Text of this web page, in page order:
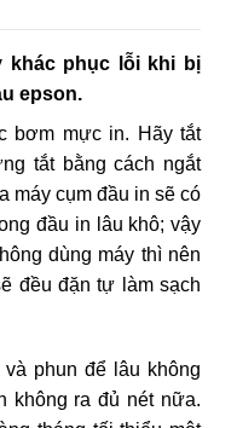
khác phục lỗi khi bị
epson.
bơm mực in. Hãy tắt
tắt bằng cách ngắt
máy cụm đầu in sẽ có
đầu in lâu khô; vậy
dùng máy thì nên
đều đặn tự làm sạch
phun để lâu không
không ra đủ nét nữa.